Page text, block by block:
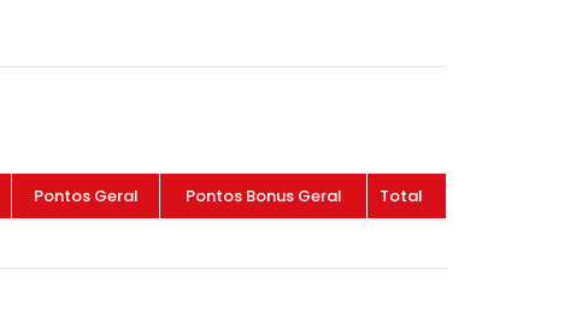
Pontos Geral Pontos Bonus Geral Total